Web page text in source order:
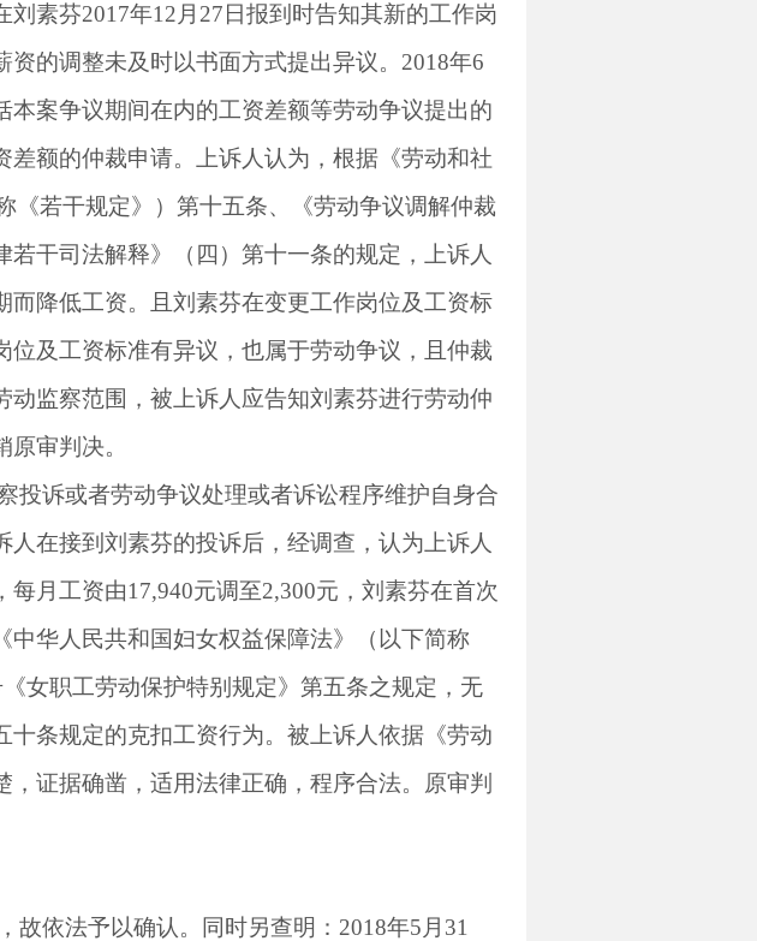
刘素芬2017年12 月 27 日报到时告知其新的工作岗
的调整未及时以书面方式提出异议。 2018年6
案争议期间在内的工资差额等劳动争议提出的
额的仲裁申请。上诉人认为，根据《劳动和社
《若干规定》）第十五条、《劳动争议调解仲裁
干司法解释》（四）第十一条的规定，上诉人
降低工资。且刘素芬在变更工作岗位及工资标
及工资标准有异议，也属于劳动争议，且仲裁
监察范围，被上诉人应告知刘素芬进行劳动仲
审判决。
投诉或者劳动争议处理或者诉讼程序维护自身合
在接到刘素芬的投诉后，经调查，认为上诉人
每月工资由17,940元调至2,300元，刘素芬在首次
华人民共和国妇女权益保障法》（以下简称
女职工劳动保护特别规定》第五条之规定，无
条规定的克扣工资行为。被上诉人依据《劳动
证据确凿，适用法律正确，程序合法。原审判
故依法予以确认。同时另查明： 2018年5 月 31